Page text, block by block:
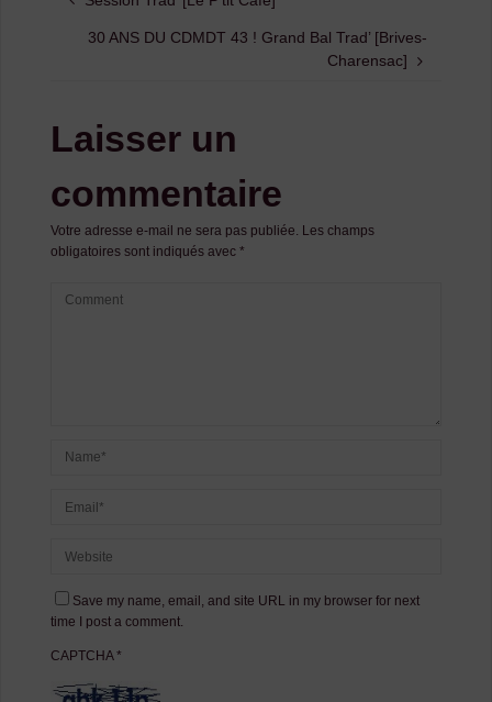
30 ANS DU CDMDT 43 ! Grand Bal Trad’ [Brives-
Charensac]
Laisser un
commentaire
Votre adresse e-mail ne sera pas publiée. Les champs
obligatoires sont indiqués avec *
Save my name, email, and site URL in my browser for next
time I post a comment.
CAPTCHA*